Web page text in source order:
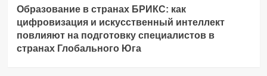
Образование в странах БРИКС: как
цифровизация и искусственный интеллект
повлияют на подготовку специалистов в
странах Глобального Юга